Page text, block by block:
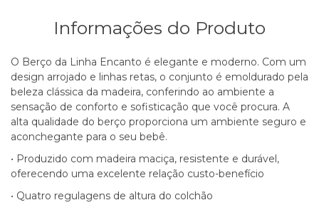
Informações do Produto
O Berço da Linha Encanto é elegante e moderno. Com um
design arrojado e linhas retas, o conjunto é emoldurado pela
beleza clássica da madeira, conferindo ao ambiente a
sensação de conforto e sofisticação que você procura. A
alta qualidade do berço proporciona um ambiente seguro e
aconchegante para o seu bebê.
• Produzido com madeira maciça, resistente e durável,
oferecendo uma excelente relação custo-benefício
• Quatro regulagens de altura do colchão